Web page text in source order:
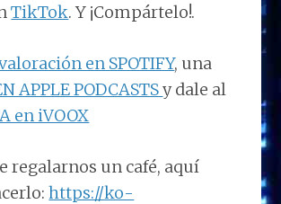
TikTok. Y ¡Compártelo!.
en SPOTIFY, una
APPLE PODCASTSy dale al
en iVOOX
regalarnos un café, aquí
https://ko-